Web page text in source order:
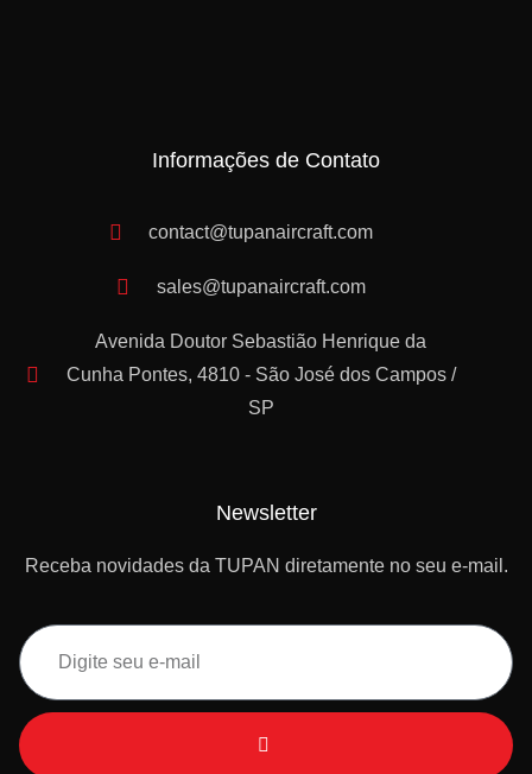
Informações de Contato
contact@tupanaircraft.com
sales@tupanaircraft.com
Avenida Doutor Sebastião Henrique da
Cunha Pontes, 4810 - São José dos Campos /
SP
Newsletter
Receba novidades da TUPAN diretamente no seu e-mail.